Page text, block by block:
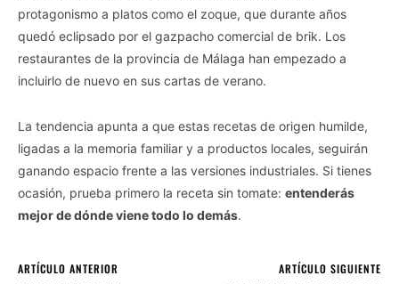
protagonismo a platos como el zoque, que durante años
quedó eclipsado por el gazpacho comercial de brik. Los
restaurantes de la provincia de Málaga han empezado a
incluirlo de nuevo en sus cartas de verano.
La tendencia apunta a que estas recetas de origen humilde,
ligadas a la memoria familiar y a productos locales, seguirán
ganando espacio frente a las versiones industriales. Si tienes
ocasión, prueba primero la receta sin tomate: entenderás
mejor de dónde viene todo lo demás.
ARTÍCULO ANTERIOR ARTÍCULO SIGUIENTE